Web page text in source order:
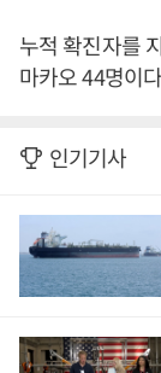
누적 확진자를
마카오 44명이
인기기사